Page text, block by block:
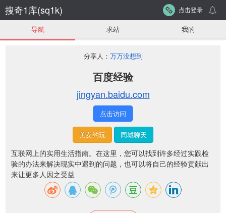
搜奇1库(sq1k) 点击登录
导航 求站 我的
分享人： 万万没想到
百度经验
jingyan.baidu.com
点击访问
美女约玩 同城聊天
互联网上的实用生活指南。在这里，您可以找到许多经过实践检
验的办法来解决现实中遇到的问题，也可以将自己的经验贡献出
来让更多人因之受益